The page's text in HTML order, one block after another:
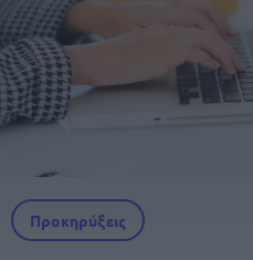
Προκηρύξεις